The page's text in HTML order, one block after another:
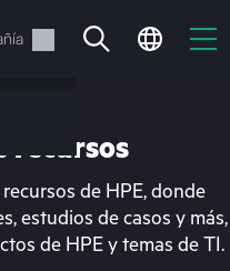
recursos
de HPE, donde
estudios de casos y más,
de HPE y temas de TI.